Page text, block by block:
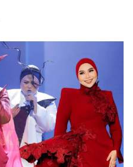
yang diberi
Kilauan Emas
tersebut turut
besar apabila semua
lebih senior daripadanya,
pernah diarahkan
ini.
semua lebih senior
orang, empat ke lima